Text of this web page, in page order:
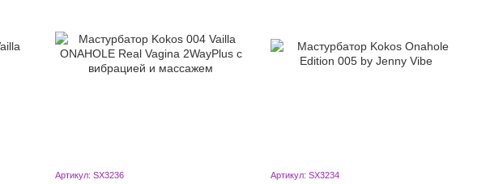
Артикул: SX3236 Артикул: SX3234